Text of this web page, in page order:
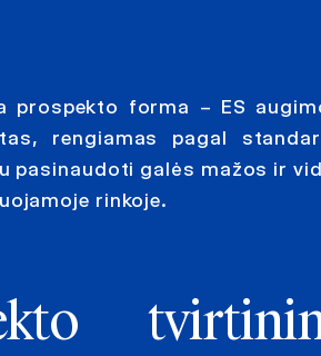
prospekto forma – ES
rengiamas pagal
pasinaudoti galės mažos ir
rinkoje.